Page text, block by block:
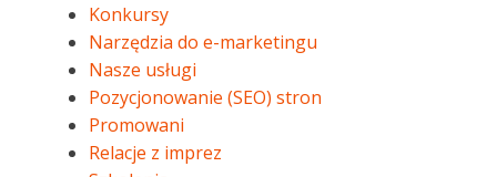
Konkursy
Narzędzia do e-marketingu
Nasze usługi
Pozycjonowanie (SEO) stron
Promowani
Relacje z imprez